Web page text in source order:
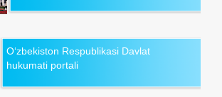
O‘zbekiston Respublikasi Davlat
hukumati portali